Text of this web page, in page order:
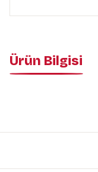
Ürün Bilgisi